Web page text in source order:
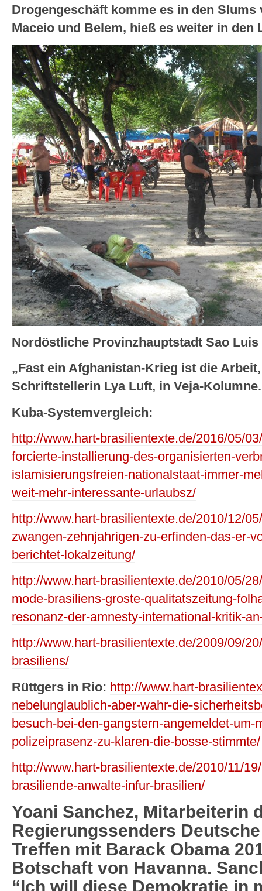
Drogengeschäft komme es in den Slums
Maceio und Belem, hieß es weiter in den
Nordöstliche Provinzhauptstadt Sao
„Fast ein Afghanistan-Krieg ist die
Schriftstellerin Lya Luft, in Veja-Kolumne.
Kuba-Systemvergleich:
http://www.hart-brasilientexte.de/2016/05/
forcierte-installierung-des-organisierten-
islamisierungsfreien-nationalstaat-immer-
weit-mehr-interessante-urlaubsz/
http://www.hart-brasilientexte.de/2010/12/
zwangen-zehnjahrigen-zu-erfinden-das-er-
berichtet-lokalzeitung/
http://www.hart-brasilientexte.de/2010/05/
mode-brasiliens-groste-qualitatszeitung-
resonanz-der-amnesty-international-kritik-
http://www.hart-brasilientexte.de/2009/09/
brasiliens/
Rüttgers in Rio: http://www.hart-
nebelunglaublich-aber-wahr-die-
besuch-bei-den-gangstern-angemeldet-
polizeiprasenz-zu-klaren-die-bosse-stimmte/
http://www.hart-brasilientexte.de/2010/11/
brasiliende-anwalte-infur-brasilien/
Yoani Sanchez, Mitarbeiterin
Regierungssenders
Treffen mit Barack Obama
Botschaft von Havanna.
“Ich will diese Demokratie in